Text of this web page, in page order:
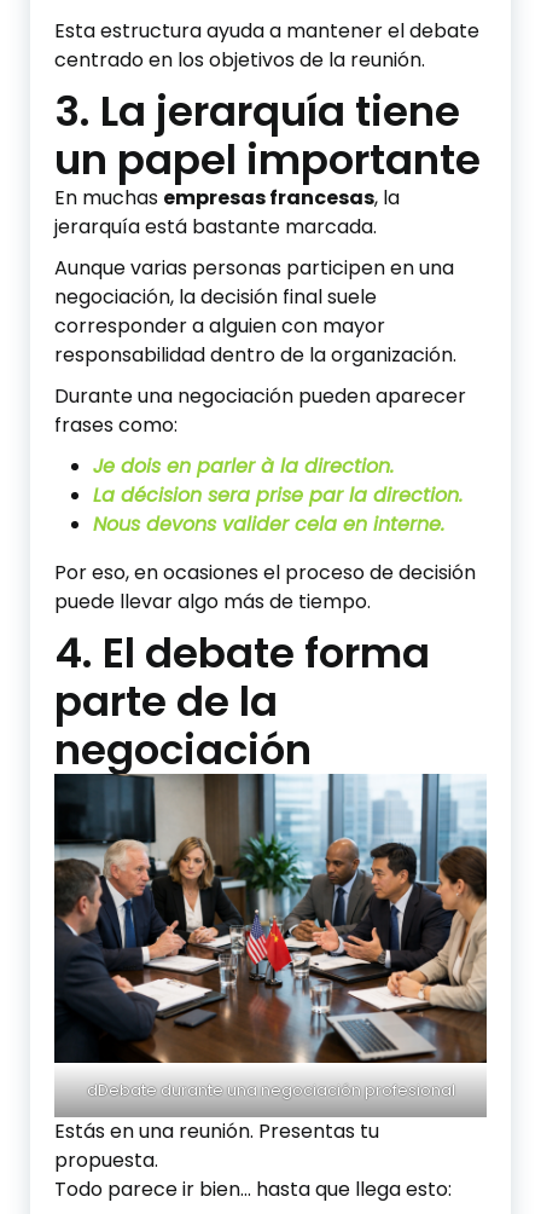
Esta estructura ayuda a mantener el debate
centrado en los objetivos de la reunión.
3. La jerarquía tiene
un papel importante
En muchas empresas francesas, la
jerarquía está bastante marcada.
Aunque varias personas participen en una
negociación, la decisión final suele
corresponder a alguien con mayor
responsabilidad dentro de la organización.
Durante una negociación pueden aparecer
frases como:
Je dois en parler à la direction.
La décision sera prise par la direction.
Nous devons valider cela en interne.
Por eso, en ocasiones el proceso de decisión
puede llevar algo más de tiempo.
4. El debate forma
parte de la
negociación
dDebate durante una negociación profesional
Estás en una reunión. Presentas tu
propuesta.
Todo parece ir bien… hasta que llega esto: